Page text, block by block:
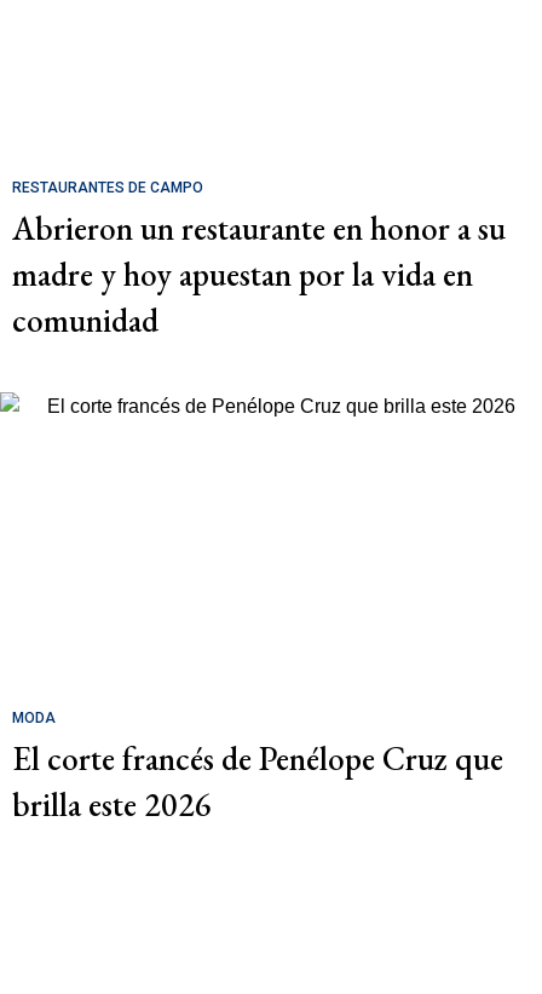
RESTAURANTES DE CAMPO
Abrieron un restaurante en honor a su
madre y hoy apuestan por la vida en
comunidad
MODA
El corte francés de Penélope Cruz que
brilla este 2026